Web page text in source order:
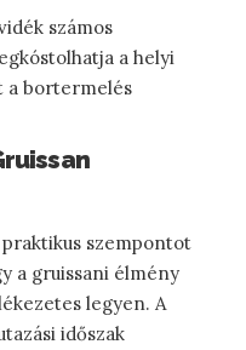
számos
a helyi
a bortermelés
praktikus szempontot
a gruissani élmény
legyen. A
időszak